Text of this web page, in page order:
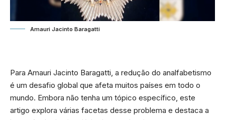
Amauri Jacinto Baragatti
Para Amauri Jacinto Baragatti, a redução do analfabetismo
é um desafio global que afeta muitos países em todo o
mundo. Embora não tenha um tópico específico, este
artigo explora várias facetas desse problema e destaca a